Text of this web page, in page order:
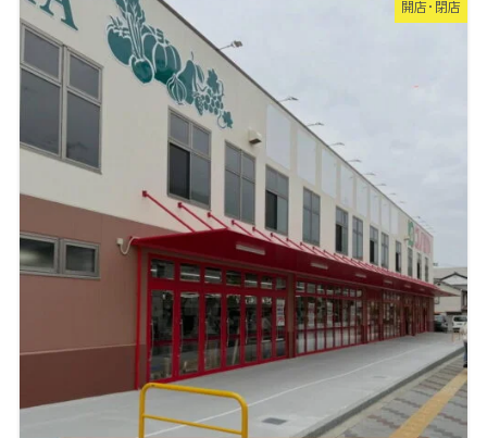
開店・閉店